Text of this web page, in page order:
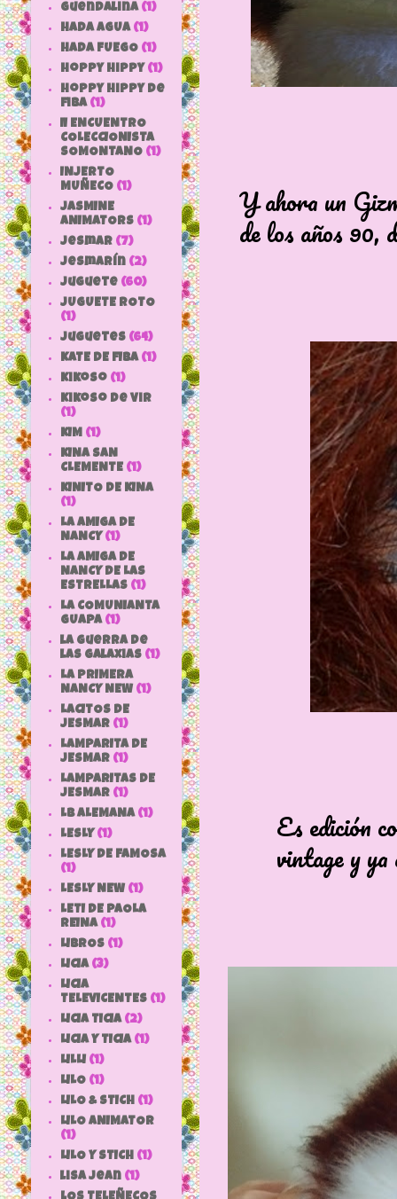
Y ahora un
de los años 90,
Es edición
vintage y ya
Guendalina (1)
HADA AGUA (1)
HADA FUEGO (1)
hoppy hippy (1)
hoppy hippy de
fiba (1)
II ENCUENTRO
COLECCIONISTA
SOMONTANO (1)
INJERTO
MUÑECO (1)
JASMINE
ANIMATORS (1)
jesmar (7)
jesmarín (2)
juguete (60)
JUGUETE ROTO
(1)
Juguetes (64)
KATE DE FIBA (1)
Kikoso (1)
Kikoso de Vir
(1)
KIM (1)
KINA SAN
CLEMENTE (1)
KINITO DE KINA
(1)
LA AMIGA DE
NANCY (1)
LA AMIGA DE
NANCY DE LAS
ESTRELLAS (1)
LA COMUNIANTA
GUAPA (1)
la guerra de
las galaxias (1)
LA PRIMERA
NANCY NEW (1)
LACITOS DE
JESMAR (1)
LAMPARITA DE
JESMAR (1)
LAMPARITAS DE
JESMAR (1)
LB ALEMANA (1)
LESLY (1)
LESLY DE FAMOSA
(1)
LESLY NEW (1)
LETI DE PAOLA
REINA (1)
LIBROS (1)
LICIA (3)
LICIA
TELEVICENTES (1)
LICIA TICIA (2)
LICIA Y TICIA (1)
LILLI (1)
LILO (1)
LILO & STICH (1)
LILO ANIMATOR
(1)
LILO Y STICH (1)
lisa jean (1)